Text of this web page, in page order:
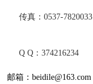
传真：0537-7820033
Q Q：374216234
邮箱：beidile@163.com